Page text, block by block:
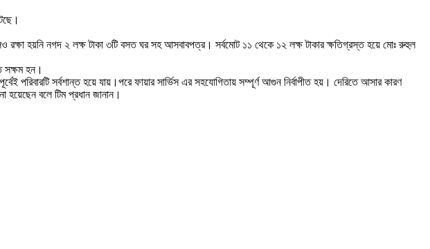
রক্ষা হয়নি নগদ ২ লক্ষ টাকা ৩টি বসত ঘর সহ আসবাবপত্র। সর্বমোট ১১ থেকে ১২ লক্ষ টাকার ক্ষতিগ্রস্ত হয়ে মোঃ রুহুল
সক্ষম হন।
পরিবারটি সর্বশান্ত হয়ে যায়।পরে ফায়ার সার্ভিস এর সহযোগিতায় সম্পূর্ণ আগুন নির্বাপীত হয়। দেরিতে আসার কারণ
হয়েছেন বলে টিম প্রধান জানান।